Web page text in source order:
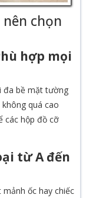
chọn
hợp mọi
đa bề mặt tường
quá cao
các hộp đồ cỡ
từ A đến
ốc hay chiếc